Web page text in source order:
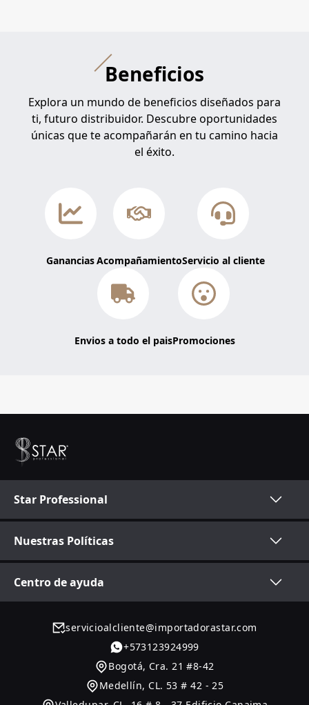
Beneficios
Explora un mundo de beneficios diseñados para
ti, futuro distribuidor. Descubre oportunidades
únicas que te acompañarán en tu camino hacia
el éxito.
GananciasAcompañamientoServicio al cliente
Envios a todo el paisPromociones
Star Professional
Nuestras Políticas
Centro de ayuda
servicioalcliente@importadorastar.com
+573123924999
Bogotá, Cra. 21 #8-42
Medellín, CL. 53 # 42 - 25